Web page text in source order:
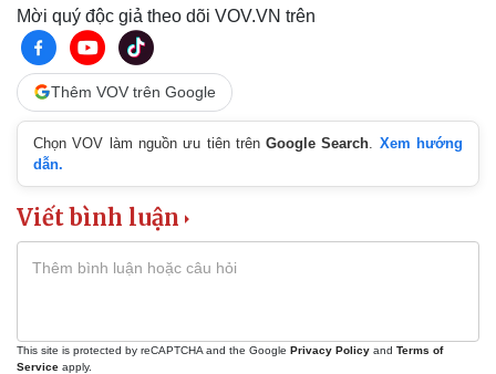
Du lịch
Tư vấn
Hạt giống tâm hồn
Mời quý độc giả theo dõi VOV.VN trên
Thêm VOV trên Google
Chọn VOV làm nguồn ưu tiên trênGoogle Search
Xem hướng
dẫn.
Viết bình luận
This site is protected by reCAPTCHA and the Google Privacy Policy and Terms of
Service apply.